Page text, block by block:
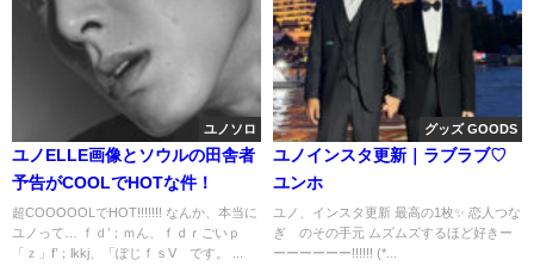
ユノソロ
ユノELLE画像とソウルの田舎者
予告がCOOLでHOTな件！
超COOOOOLでHOT!!!!!!! なんか、本当に
ユノって… ｆｄ’；ｍん、ｆｄｒごいｐ
「ｚ」f’；lkkj、「ぽじｆｓV です。 ...
グッズ GOODS
ユノインスタ更新｜ラブラブ♡
ユンホ
ユノ、インスタ更新 最高の1枚✨️ 恋人つな
ぎ のその手元 ムズムズするほど好きー
ーーーーーー!!!!!! (*...